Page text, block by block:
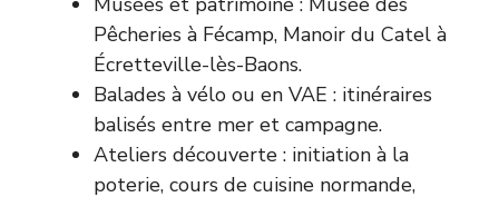
Pêcheries à Fécamp, Manoir du Catel à
Écretteville-lès-Baons.
Balades à vélo ou en VAE : itinéraires
balisés entre mer et campagne.
Ateliers découverte : initiation à la
poterie, cours de cuisine normande,